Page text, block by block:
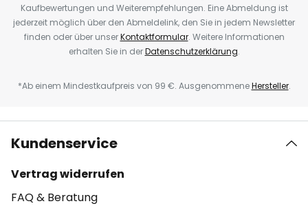
Kaufbewertungen und Weiterempfehlungen. Eine Abmeldung ist
jederzeit möglich über den Abmeldelink, den Sie in jedem Newsletter
finden oder über unserKontaktformular. Weitere Informationen
erhalten Sie in derDatenschutzerklärung.
*Ab einem Mindestkaufpreis von 99 €. AusgenommeneHersteller.
Kundenservice
Vertrag widerrufen
FAQ & Beratung